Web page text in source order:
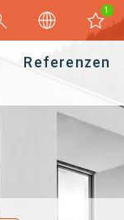
1
Referenzen